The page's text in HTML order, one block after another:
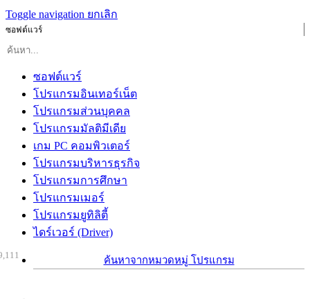
Toggle navigation ยกเลิก
ซอฟต์แวร์
ซอฟต์แวร์
โปรแกรมอินเทอร์เน็ต
โปรแกรมส่วนบุคคล
โปรแกรมมัลติมีเดีย
เกม PC คอมพิวเตอร์
โปรแกรมบริหารธุรกิจ
โปรแกรมการศึกษา
โปรแกรมเมอร์
โปรแกรมยูทิลิตี้
ไดร์เวอร์ (Driver)
ค้นหาจากหมวดหมู่ โปรแกรม